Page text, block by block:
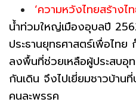
‘ความหวังไทยสร้างไท
น้ำท่วมใหญ่เมืองอุบลปี
ประธานยุทธศาสตร์เพื่อไทย
ลงพื้นที่ช่วยเหลือผู้ประสบ
กันเดิน จึงไปเยี่ยมชาวบ้าน
คนละพรรค